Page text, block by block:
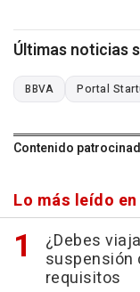
Últimas noticias
BBVA Portal
Contenido
Lo más leído
¿Debes
suspensión
requisitos